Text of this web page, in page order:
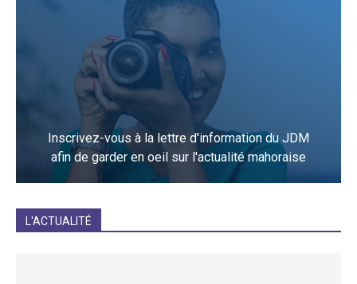
Inscrivez-vous à la lettre d'information du JDM
afin de garder en oeil sur l'actualité mahoraise
L'ACTUALITÉ